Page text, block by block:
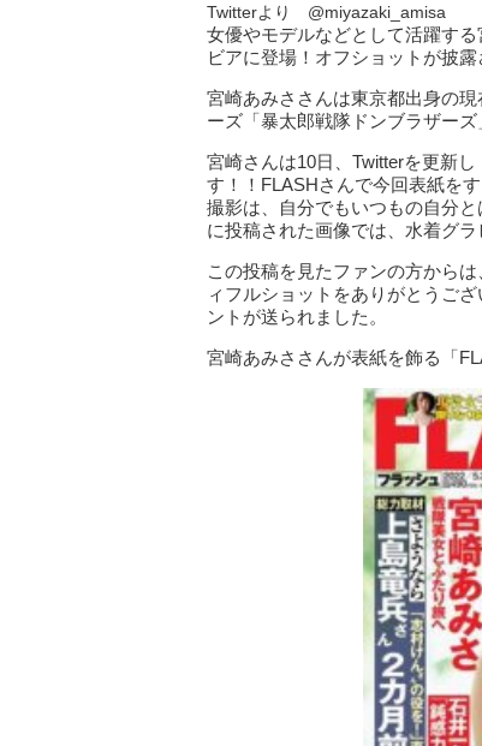
Twitterより @miyazaki_amisa
女優やモデルなどとして活躍す
ビアに登場！オフショットが披露
宮崎あみささんは東京都出身の
ーズ「暴太郎戦隊ドンブラザー
宮崎さんは10日、Twitterを更新
す！！FLASHさんで今回表紙を
撮影は、自分でもいつもの自分
に投稿された画像では、水着グ
この投稿を見たファンの方から
ィフルショットをありがとうご
ントが送られました。
宮崎あみささんが表紙を飾る「